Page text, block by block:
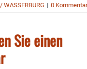
WASSERBURG | 0
Sie einen